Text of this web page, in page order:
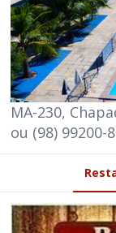
MA-230,
ou (98) 99200-